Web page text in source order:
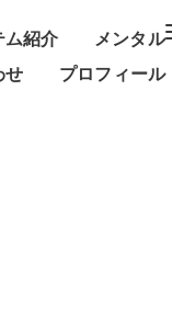
ム紹介
メンタル
せ プロフィール